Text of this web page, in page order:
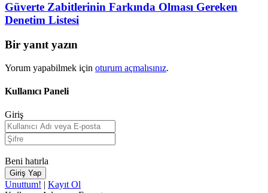
Güverte Zabitlerinin Farkında Olması Gereken
Denetim Listesi
Bir yanıt yazın
Yorum yapabilmek için oturum açmalısınız.
Kullanıcı Paneli
Giriş
Beni hatırla
Unuttum! | Kayıt Ol